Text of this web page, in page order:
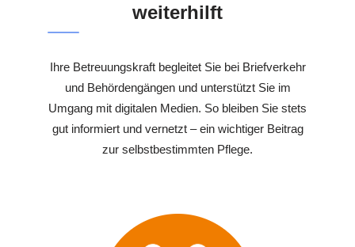
weiterhilft
Ihre Betreuungskraft begleitet Sie bei Briefverkehr
und Behördengängen und unterstützt Sie im
Umgang mit digitalen Medien. So bleiben Sie stets
gut informiert und vernetzt – ein wichtiger Beitrag
zur selbstbestimmten Pflege.